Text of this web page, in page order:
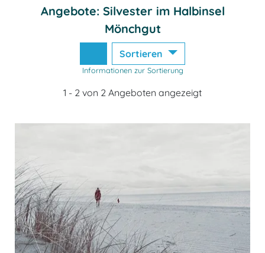
Angebote: Silvester im Halbinsel
Mönchgut
Sortieren
Informationen zur Sortierung
1 - 2 von 2 Angeboten angezeigt